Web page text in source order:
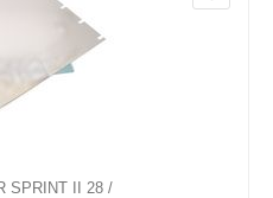
SPRINT II 28 /